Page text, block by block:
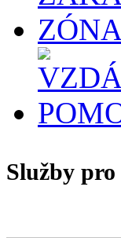
Služby